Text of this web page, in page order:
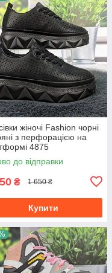
жіночі Fashion чорні
з перфорацією на
4875
до відправки
₴ 1 650 ₴
Купити